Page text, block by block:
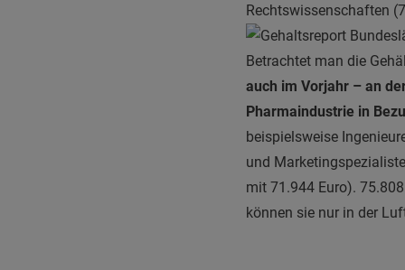
Rechtswissenschaften
Betrachtet man die
auch im Vorjahr – an
Pharmaindustrie in
beispielsweise
und
mit 71.944 Euro).
können sie nur in der